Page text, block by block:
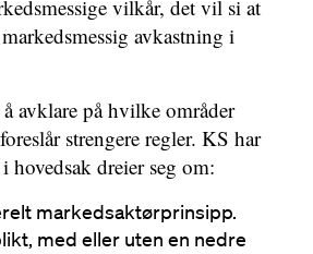
vilkår, det vil si at
avkastning i
avklare på hvilke områder
strengere regler. KS har
hovedsak dreier seg om:
markedsaktørprinsipp.
med eller uten en nedre